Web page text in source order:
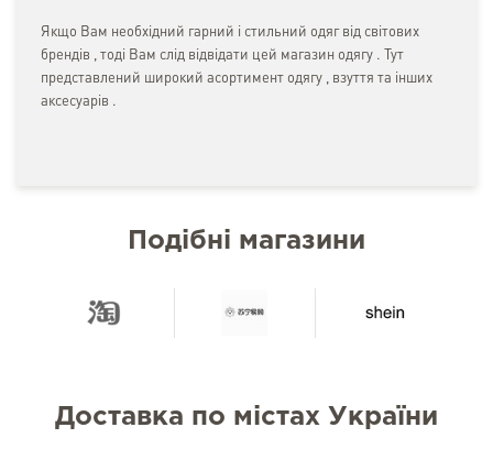
Якщо Вам необхідний гарний і стильний одяг від світових
брендів , тоді Вам слід відвідати цей магазин одягу . Тут
представлений широкий асортимент одягу , взуття та інших
аксесуарів .
Подібні магазини
Доставка по містах України